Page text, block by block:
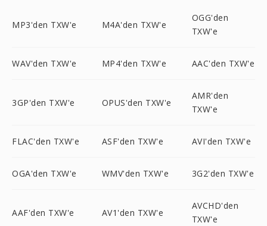
MP3'den TXW'e M4A'den TXW'e
OGG'den
TXW'e
WAV'den TXW'e MP4'den TXW'e AAC'den TXW'e
3GP'den TXW'e OPUS'den TXW'e
AMR'den
TXW'e
FLAC'den TXW'e ASF'den TXW'e AVI'den TXW'e
OGA'den TXW'e WMV'den TXW'e 3G2'den TXW'e
AAF'den TXW'e AV1'den TXW'e
AVCHD'den
TXW'e